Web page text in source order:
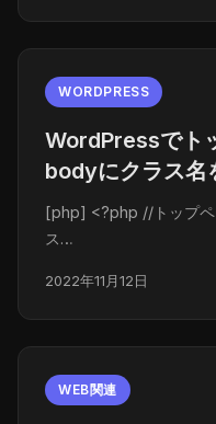
WORDPRESS
WordPressでト
bodyにクラス名
[php] <?php //トップペ
ス…
2022年11月12日
WEB関連